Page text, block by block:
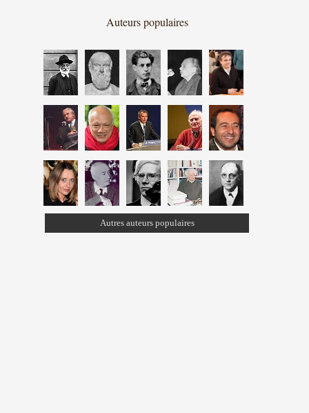
Auteurs populaires
Autres auteurs populaires